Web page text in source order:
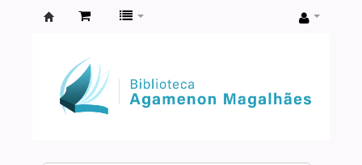
Agamenon
Magalhães